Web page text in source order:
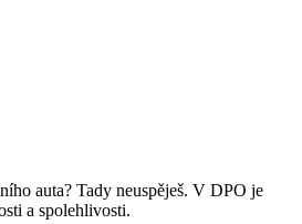
auta? Tady neuspěješ. V DPO je
a spolehlivosti.